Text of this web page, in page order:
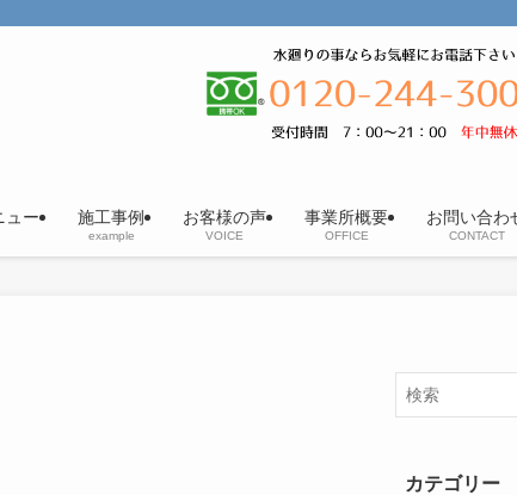
ュー 施工事例
example
お客様の声
VOICE
事業所概要
OFFICE
お問い合わ
CONTACT
カテゴリー